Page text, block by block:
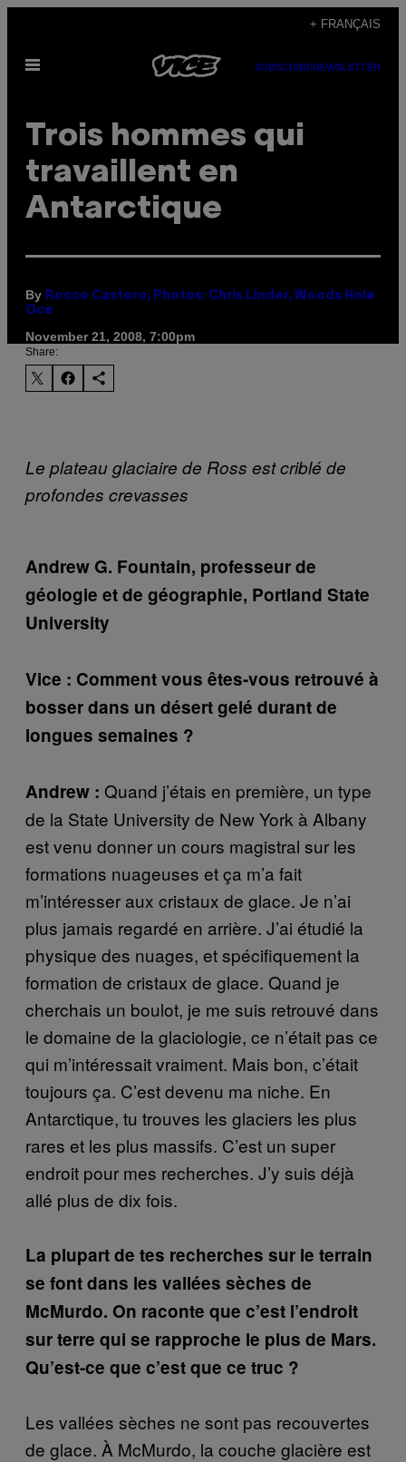
content
+ FRANÇAIS
Open
SUBSCRIBENEWSLETTER
Trois hommes qui
travaillent en
Antarctique
By Rocco Castoro; Photos: Chris Linder, Woods Hole
Oce
November 21, 2008, 7:00pm
Share:
Le plateau glaciaire de Ross est criblé de
profondes crevasses
Andrew G. Fountain, professeur de
géologie et de géographie, Portland State
University
Vice : Comment vous êtes-vous retrouvé à
bosser dans un désert gelé durant de
longues semaines ?
Andrew : Quand j’étais en première, un type
de la State University de New York à Albany
est venu donner un cours magistral sur les
formations nuageuses et ça m’a fait
m’intéresser aux cristaux de glace. Je n’ai
plus jamais regardé en arrière. J’ai étudié la
physique des nuages, et spécifiquement la
formation de cristaux de glace. Quand je
cherchais un boulot, je me suis retrouvé dans
le domaine de la glaciologie, ce n’était pas ce
qui m’intéressait vraiment. Mais bon, c’était
toujours ça. C’est devenu ma niche. En
Antarctique, tu trouves les glaciers les plus
rares et les plus massifs. C’est un super
endroit pour mes recherches. J’y suis déjà
allé plus de dix fois.
La plupart de tes recherches sur le terrain
se font dans les vallées sèches de
McMurdo. On raconte que c’est l’endroit
sur terre qui se rapproche le plus de Mars.
Qu’est-ce que c’est que ce truc ?
Les vallées sèches ne sont pas recouvertes
de glace. À McMurdo, la couche glacière est